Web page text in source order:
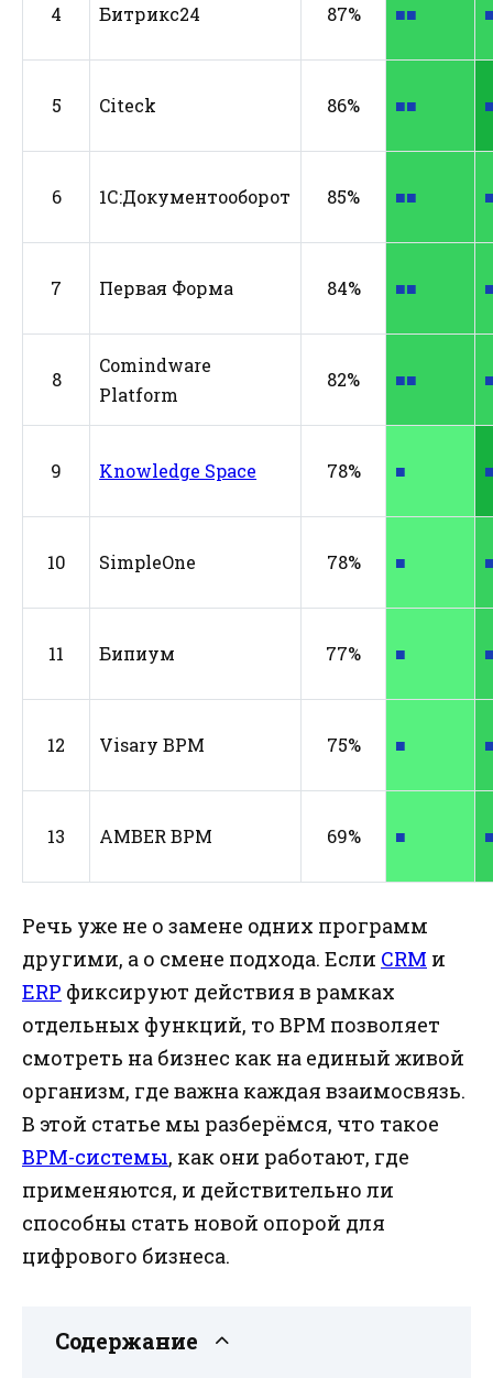
4 Битрикс24 87% ■■
5 Citeck 86% ■■
6 1С:Документооборот 85% ■■
7 Первая Форма 84% ■■
8
Comindware
Platform
82% ■■
9 Knowledge Space 78% ■
10 SimpleOne 78% ■
11 Бипиум 77% ■
12 Visary BPM 75% ■
13 AMBER BPM 69% ■
Речь уже не о замене одних программ
другими, а о смене подхода. Если CRM и
ERP фиксируют действия в рамках
отдельных функций, то BPM позволяет
смотреть на бизнес как на единый живой
организм, где важна каждая взаимосвязь.
В этой статье мы разберёмся, что такое
BPM-системы, как они работают, где
применяются, и действительно ли
способны стать новой опорой для
цифрового бизнеса.
Содержание